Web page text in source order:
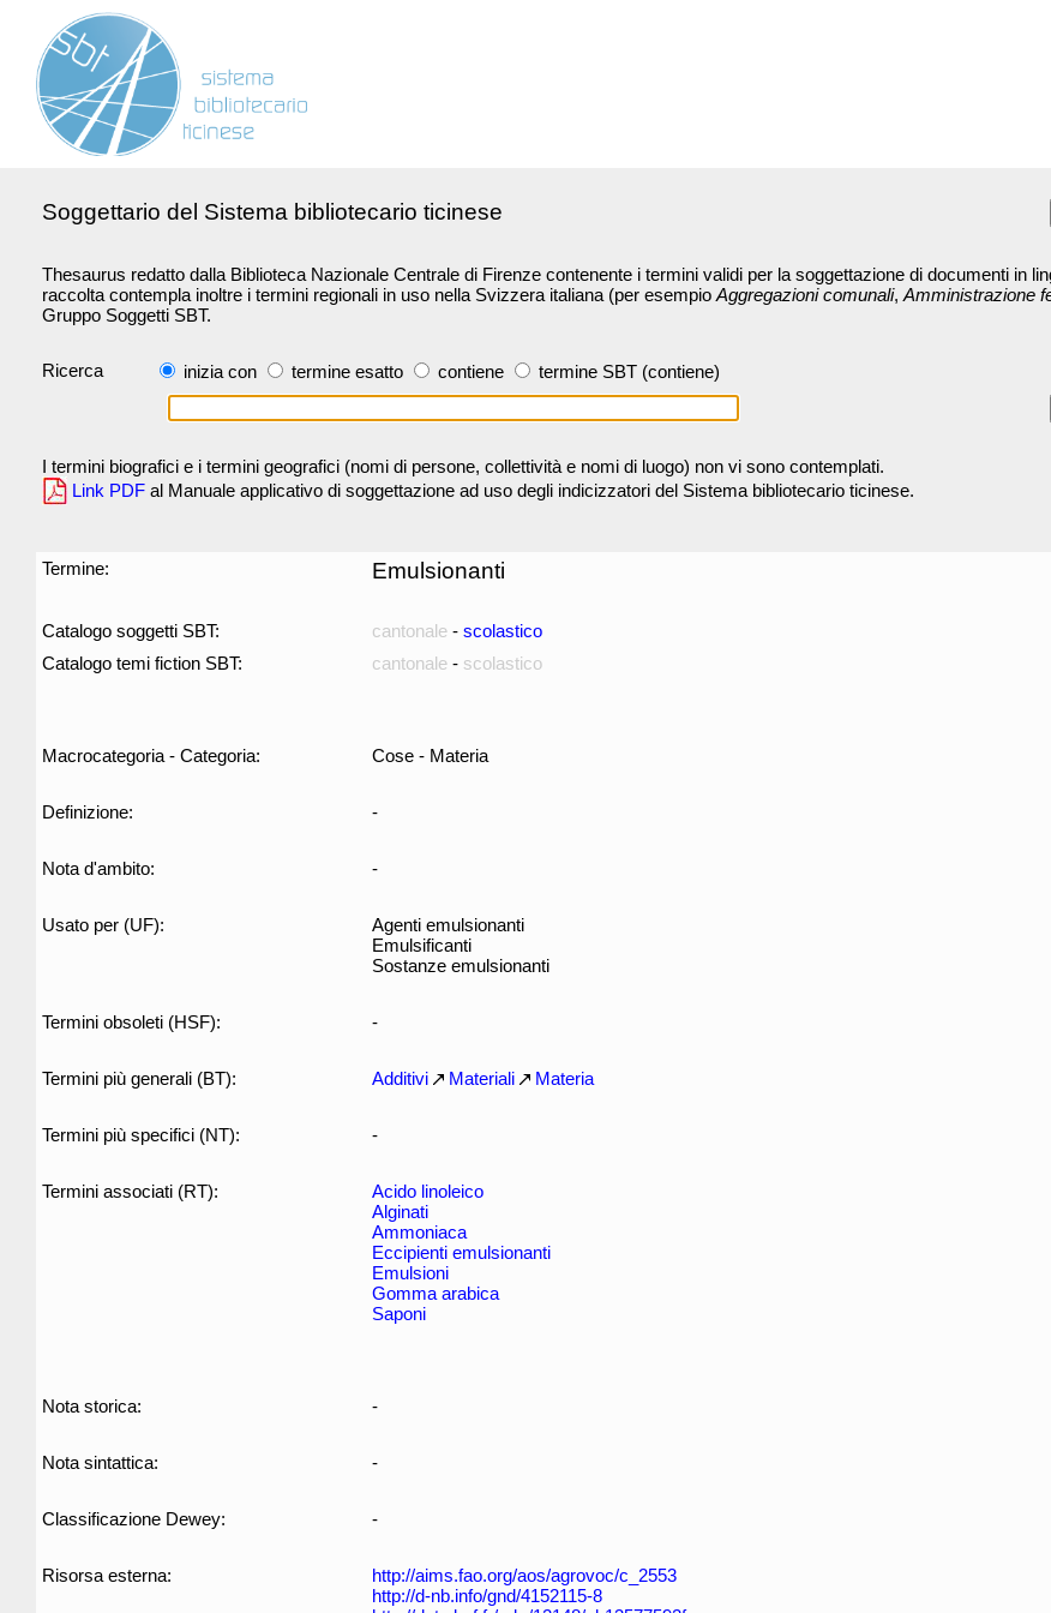
Soggettario del Sistema bibliotecario ticinese
Thesaurus redatto dalla Biblioteca Nazionale Centrale di Firenze contenente i termini validi per la soggettazione di documenti in
raccolta contempla inoltre i termini regionali in uso nella Svizzera italiana (per esempio Aggregazioni comunali, Amministrazione
Gruppo Soggetti SBT.
Ricerca inizia con termine esatto contiene termine SBT (contiene)
I termini biografici e i termini geografici (nomi di persone, collettività e nomi di luogo) non vi sono contemplati.
Link PDF al Manuale applicativo di soggettazione ad uso degli indicizzatori del Sistema bibliotecario ticinese.
Termine: Emulsionanti
Catalogo soggetti SBT: cantonale - scolastico
Catalogo temi fiction SBT:
cantonale - scolastico
Macrocategoria - Categoria: Cose - Materia
Definizione: -
Nota d'ambito: -
Usato per (UF):
Agenti emulsionanti
Emulsificanti
Sostanze emulsionanti
Termini obsoleti (HSF): -
Termini più generali (BT): Additivi Materiali Materia
Termini più specifici (NT): -
Termini associati (RT):
Acido linoleico
Alginati
Ammoniaca
Eccipienti emulsionanti
Emulsioni
Gomma arabica
Saponi
Nota storica: -
Nota sintattica: -
Classificazione Dewey: -
Risorsa esterna:
http://aims.fao.org/aos/agrovoc/c_2553
http://d-nb.info/gnd/4152115-8